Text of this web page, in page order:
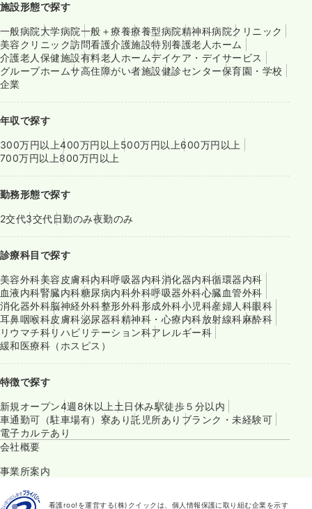
施設形態で探す
一般病院大学病院一般＋療養療養型病院精神科病院クリニック
美容クリニック訪問看護介護施設特別養護老人ホーム
介護老人保健施設有料老人ホームデイケア・デイサービス
グループホームサ高住障がい者施設健診センター保育園・学校
企業
年収で探す
300万円以上400万円以上500万円以上600万円以上
700万円以上800万円以上
勤務形態で探す
2交代3交代日勤のみ夜勤のみ
診療科目で探す
美容外科美容皮膚科内科呼吸器内科消化器内科循環器内科
血液内科腎臓内科糖尿病内科外科呼吸器外科心臓血管外科
消化器外科脳神経外科整形外科形成外科小児科産婦人科眼科
耳鼻咽喉科皮膚科泌尿器科精神科・心療内科放射線科麻酔科
リウマチ科リハビリテーション科アレルギー科
緩和医療科（ホスピス）
特徴で探す
新規オープン4週8休以上土日休み駅徒歩５分以内
車通勤可（駐車場有） 寮あり託児所あり ブランク・未経験可
電子カルテあり
会社概要
事業所案内
看護roo!を運営する(株)クイックは、個人情報保護に取り組む企業を示す